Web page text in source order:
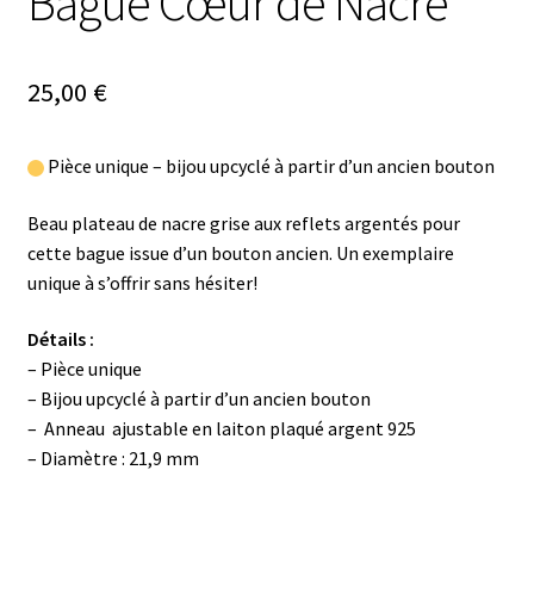
25,00 €
Pièce unique – bijou upcyclé à partir d’un ancien bouton
Beau plateau de nacre grise aux reflets argentés pour
cette bague issue d’un bouton ancien. Un exemplaire
unique à s’offrir sans hésiter!
Détails :
– Pièce unique
– Bijou upcyclé à partir d’un ancien bouton
– Anneau ajustable en laiton plaqué argent 925
– Diamètre : 21,9 mm